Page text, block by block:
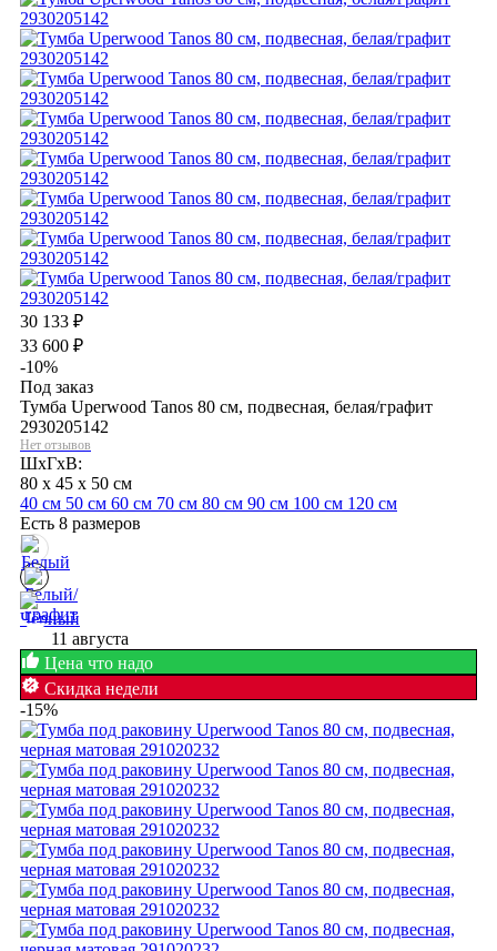
30 133 ₽
33 600 ₽
-10%
Под заказ
Тумба Uperwood Tanos 80 см, подвесная, белая/графит
2930205142
Нет отзывов
ШхГхВ:
80 x 45 x 50 см
40 см 50 см 60 см 70 см 80 см 90 см 100 см 120 см
Есть 8 размеров
11 августа
Цена что надо
Скидка недели
-15%